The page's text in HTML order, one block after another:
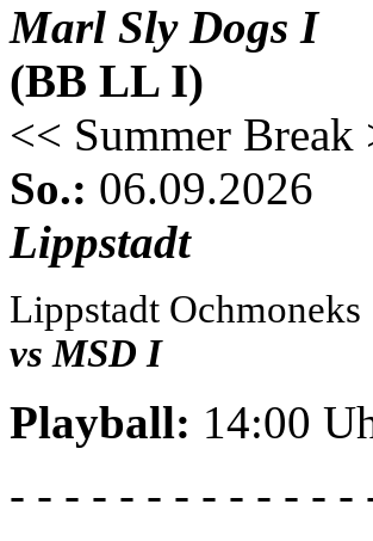
Marl Sly Dogs I
(BB LL I)
<< Summer Break
So.: 06.09.2026
Lippstadt
Lippstadt Ochmoneks
vs MSD I
Playball: 14:00
- - - - - - - - - - - - -